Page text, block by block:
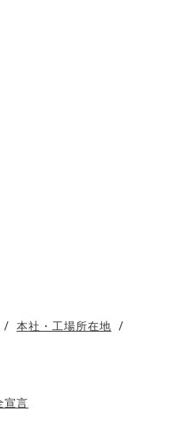
本社・工場所在地
宣言